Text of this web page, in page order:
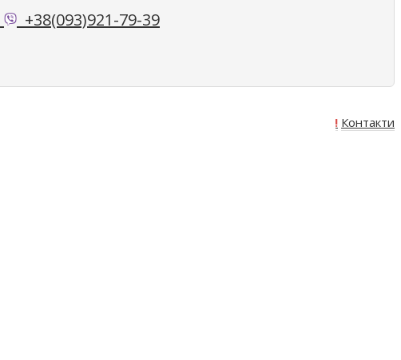
+38(093)921-79-39
Акція! Контакти